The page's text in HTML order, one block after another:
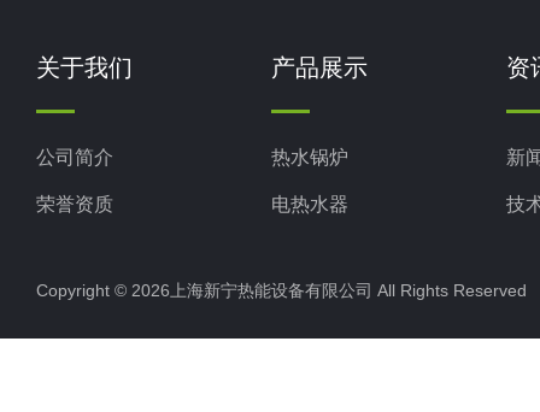
关于我们
公司简介
荣誉资质
产品展示
热水锅炉
电热水器
蒸汽锅炉
其他电热水器
资
新
技
Copyright © 2026上海新宁热能设备有限公司 All Rights